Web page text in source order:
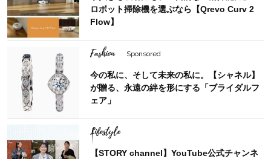
ロボット掃除機を選ぶなら【Qrevo Curv 2
Flow】
Fashion Sponsored
今の私に、そして未来の私に。【シャネル】
が贈る、永遠の絆を形にする「ブライダルフ
ェア」
Lifestyle
【STORY channel】YouTube公式チャンネ